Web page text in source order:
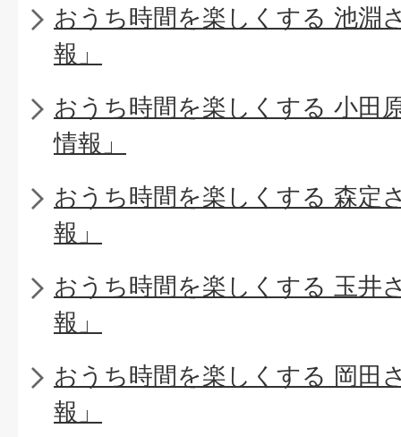
おうち時間を楽しくする 池淵
報」
おうち時間を楽しくする 小田
情報」
おうち時間を楽しくする 森定
報」
おうち時間を楽しくする 玉井
報」
おうち時間を楽しくする 岡田
報」